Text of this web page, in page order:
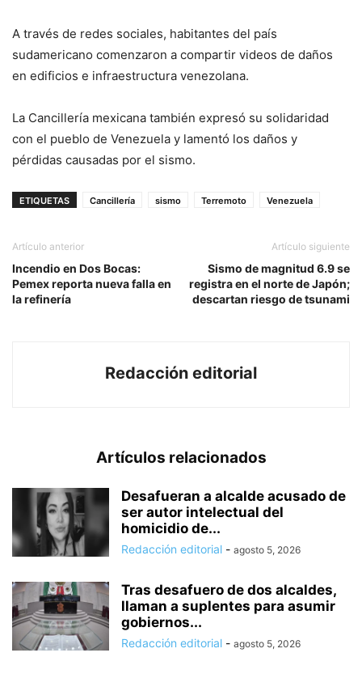
A través de redes sociales, habitantes del país
sudamericano comenzaron a compartir videos de daños
en edificios e infraestructura venezolana.
La Cancillería mexicana también expresó su solidaridad
con el pueblo de Venezuela y lamentó los daños y
pérdidas causadas por el sismo.
ETIQUETAS Cancillería sismo Terremoto Venezuela
Artículo anterior
Incendio en Dos Bocas:
Pemex reporta nueva falla en
la refinería
Artículo siguiente
Sismo de magnitud 6.9 se
registra en el norte de Japón;
descartan riesgo de tsunami
Redacción editorial
Artículos relacionados
Desafueran a alcalde acusado de
ser autor intelectual del
homicidio de...
Redacción editorial - agosto 5, 2026
Tras desafuero de dos alcaldes,
llaman a suplentes para asumir
gobiernos...
Redacción editorial - agosto 5, 2026